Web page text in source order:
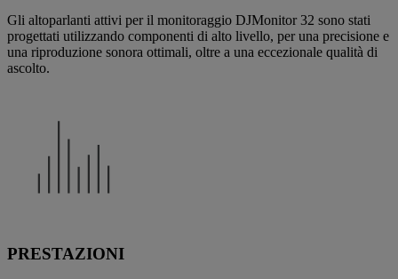
Gli altoparlanti attivi per il monitoraggio DJMonitor 32 sono stati
progettati utilizzando componenti di alto livello, per una precisione e
una riproduzione sonora ottimali, oltre a una eccezionale qualità di
ascolto.
PRESTAZIONI